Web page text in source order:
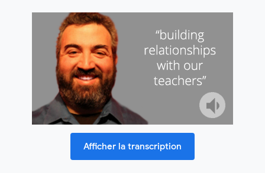
Afficher la transcription